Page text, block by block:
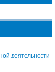
деятельности